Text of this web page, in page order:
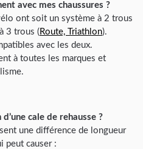
avec mes chaussures ?
ont soit un système à 2 trous
3 trous ( Route, Triathlon).
avec les deux.
à toutes les marques et
cale de rehausse ?
une différence de longueur
peut causer :